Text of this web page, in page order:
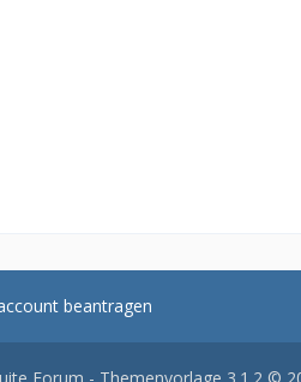
beantragen